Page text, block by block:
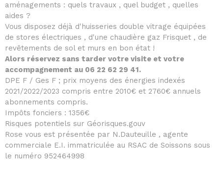
aménagements : quels travaux , quel budget , quelles
aides ?
Vous disposez déjà d'huisseries double vitrage équipées
de stores électriques , d'une chaudière gaz Frisquet , de
revêtements de sol et murs en bon état !
Alors réservez sans tarder votre visite et votre
accompagnement au 06 22 62 29 41.
DPE F / Ges F ; prix moyens des énergies indexés
2021/2022/2023 compris entre 2010€ et 2760€ annuels
abonnements compris.
Impôts fonciers : 1356€
Risques potentiels sur Géorisques.gouv
Rose vous est présentée par N.Dauteuille , agente
commerciale E.I. immatriculée au RSAC de Soissons sous
le numéro 952464998